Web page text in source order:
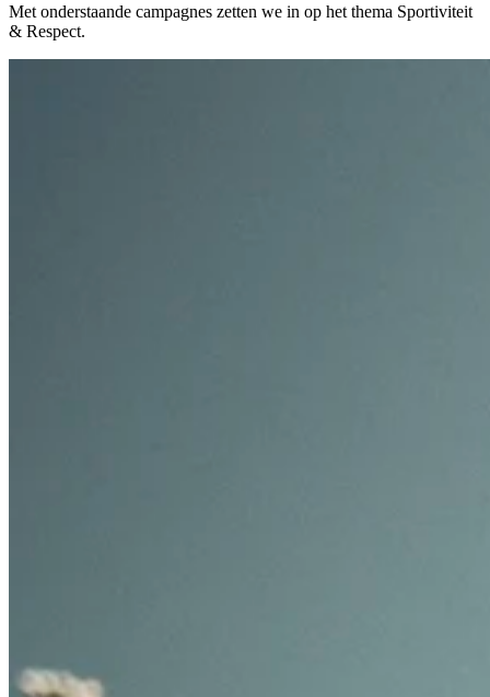
Met onderstaande campagnes zetten we in op het thema Sportiviteit
& Respect.